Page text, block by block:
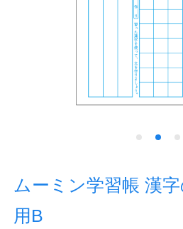
ノートの豆知識
探求・自主学習のすす
工場フォトツアー
企業情報
ムーミン学習帳 漢
用B